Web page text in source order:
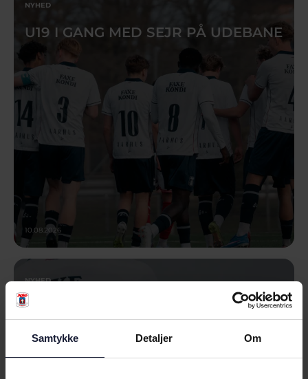
Samtykke Detaljer Om
NYHED
U19 I GANG MED SEJR PÅ UDEBANE
10.08.2026
NYHED
AGF TALENT KLAR TIL NY SÆSON